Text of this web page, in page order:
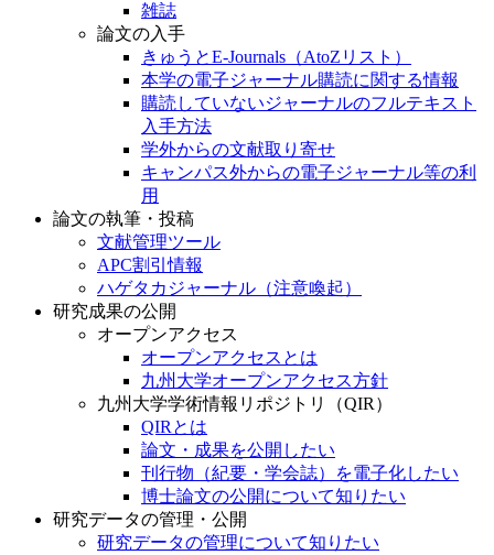
雑誌
論文の入手
きゅうとE-Journals（AtoZリスト）
本学の電子ジャーナル購読に関する情報
購読していないジャーナルのフルテキスト
入手方法
学外からの文献取り寄せ
キャンパス外からの電子ジャーナル等の利
用
論文の執筆・投稿
文献管理ツール
APC割引情報
ハゲタカジャーナル（注意喚起）
研究成果の公開
オープンアクセス
オープンアクセスとは
九州大学オープンアクセス方針
九州大学学術情報リポジトリ（QIR）
QIRとは
論文・成果を公開したい
刊行物（紀要・学会誌）を電子化したい
博士論文の公開について知りたい
研究データの管理・公開
研究データの管理について知りたい